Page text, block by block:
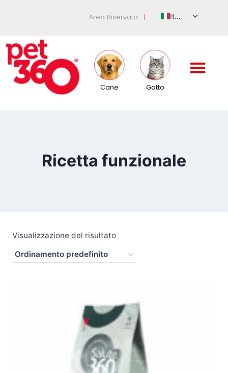
Area Riservata |
Italian
French
Cane Gatto
Ricetta funzionale
Visualizzazione del risultato